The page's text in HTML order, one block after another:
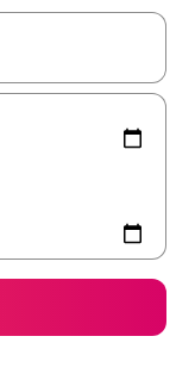
navigere med